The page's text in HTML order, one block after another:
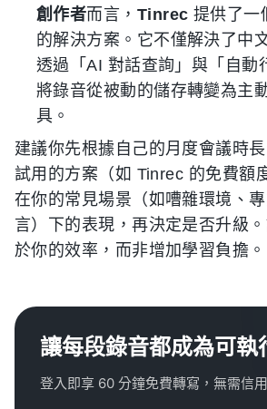
創作者而言， Tinrec 提供了一
的解決方案。它不僅解決了中
透過「AI 對話查詢」與「自動
將錄音從被動的儲存轉變為主
具。
建議你先根據自己的月度會議時
試用的方案（如 Tinrec 的免費額
在你的常見場景（如嘈雜環境、
言）下的表現，再決定是否升級
於你的效率，而非增加學習負擔。
讓每段錄音都成為可執
登入即享 60 分鐘免費轉寫，無需信